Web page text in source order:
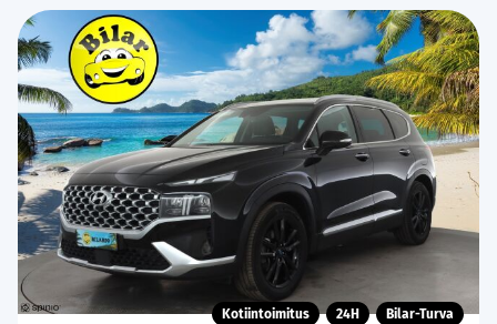
Kotiintoimitus 24H Bilar-Turva